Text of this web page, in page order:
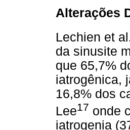
Alterações
Lechien et
da sinusite
que 65,7%
iatrogênica,
16,8% dos
Lee17 onde
iatrogenia